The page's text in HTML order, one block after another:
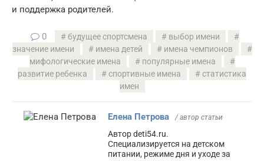
и поддержка родителей.
0 будущее спортсмена
выбор имени
значение имени
имена детей
имена чемпионов
мифологические имена
популярные имена
развитие ребенка
спортивные имена
статистика
имен
Елена Петрова / автор статьи
Автор deti54.ru.
Специализируется на детском
питании, режиме дня и уходе за